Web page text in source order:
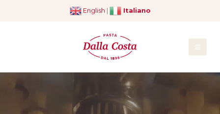
English | Italiano